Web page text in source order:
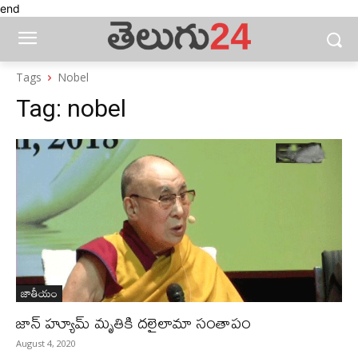
end
Tags Nobel
Tag: nobel
జాతీయం
జాన్‌ హ్యూమ్‌ మృతికి దలైలామా సంతాపం
August 4, 2020